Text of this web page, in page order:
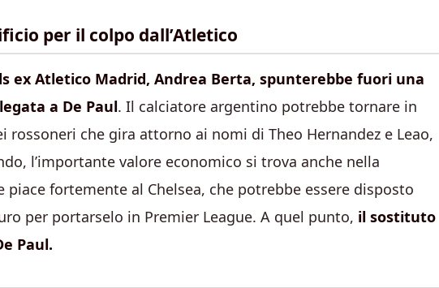
per il colpo dall’Atletico
ex Atletico Madrid, Andrea Berta, spunterebbe fuori una
a De Paul. Il calciatore argentino potrebbe tornare in
rossoneri che gira attorno ai nomi di Theo Hernandez e Leao,
l’importante valore economico si trova anche nella
piace fortemente al Chelsea, che potrebbe essere disposto
per portarselo in Premier League. A quel punto, il sostituto
Paul.